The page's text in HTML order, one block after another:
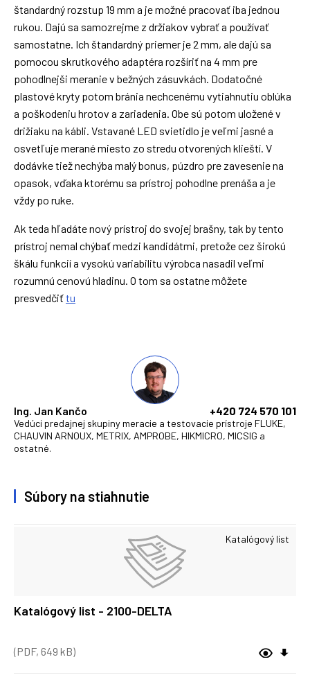
štandardný rozstup 19 mm a je možné pracovať iba jednou
rukou. Dajú sa samozrejme z držiakov vybrať a používať
samostatne. Ich štandardný priemer je 2 mm, ale dajú sa
pomocou skrutkového adaptéra rozšíriť na 4 mm pre
pohodlnejši meranie v bežných zásuvkách. Dodatočné
plastové kryty potom bránia nechcenému vytiahnutiu oblúka
a poškodeniu hrotov a zariadenia. Obe sú potom uložené v
drižiaku na kábli. Vstavané LED svietidlo je veľmi jasné a
osvetľuje merané miesto zo stredu otvorených klieští. V
dodávke tiež nechýba malý bonus, púzdro pre zavesenie na
opasok, vďaka ktorému sa prístroj pohodlne prenáša a je
vždy po ruke.
Ak teda hľadáte nový prístroj do svojej brašny, tak by tento
prístroj nemal chýbať medzi kandidátmi, pretože cez širokú
škálu funkcií a vysokú variabilitu výrobca nasadil veľmi
rozumnú cenovú hladinu. O tom sa ostatne môžete
presvedčiťtu
Ing. Jan Kančo +420 724 570 101
Vedúci predajnej skupiny meracie a testovacie prístroje FLUKE,
CHAUVIN ARNOUX, METRIX, AMPROBE, HIKMICRO, MICSIG a
ostatné.
Súbory na stiahnutie
Katalógový list
Katalógový list - 2100-DELTA
(PDF, 649 kB)